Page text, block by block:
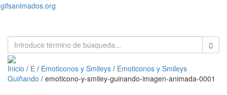
gifsanimados.org
Inicio / E / Emoticonos y Smileys / Emoticonos y Smileys
Guiñando / emoticono-y-smiley-guinando-imagen-animada-0001